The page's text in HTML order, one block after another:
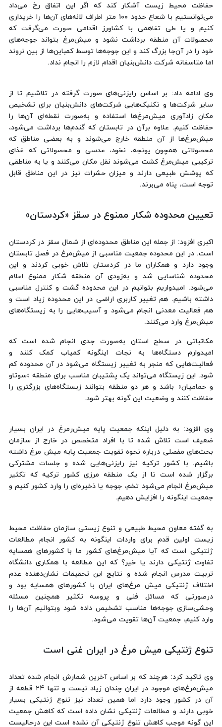
حفاظت محیط زیست آشکار کند که اگر این اتفاق رخ می‌داد
می‌توانستیم با شعاع حدود ۱۰۰ متر اطراف لانه‌های آن‌ها را خریداری
کنیم و یا طی تفاهمی با کشاورز اقدامی صورت می‌گرفت که
محصولات آن منطقه برداشت نشود و میش‌مرغ بتواند جوجه‌های
خود را در آن‌جا بزرگ کند و این جوجه‌ها توسط کمباین‌ها از بین نروند
اما متاسفانه شرکت دانش‌بنیان اقدام لازم را انجام نداد.
وی ادامه داد: بر اساس رایزنی‌های صورت گرفته در تلاشیم تا از
سایر شرکت‌ها و تکنیک‌هایی شرکت‌های دانش‌بنیان برای تشخیص
مکان زادآوری میش‌مرغ‌ها استفاده و به‌صورت نقطه‌ای آن‌ها را
حفاظت کنیم. علاوه برآن در تابستان که گندم‌ها برداشت می‌شود،
میش‌مرغ‌ها از آن منطقه خارج می‌شوند و به بعضی مناطق که
محصولاتی همچون یونجه، نخود، عدسی و محصولاتی که غذای
ترکیبی میش‌مرغ کشت می‌شوند نقل مکان می‌کنند و یا به مناطقی
که پوشش طبیعی دارند و میزان حشرات نیز در این مناطق قابل
توجه است، پناه می‌برند.
تعیین محدوده شکار ممنوع در سقز «کردستان»
اکبری افزود: از جمله این مناطق محدوده‌ای از شمال سقز در کردستان
است. در این محدوده جمعیت مناسبی از میش‌مرغ در فصل تابستان
وجود دارد و همکاران ما در کردستان تلاش خوبی کردند و این
محدوده شناسایی شد و به‌زودی آن منطقه شکار ممنوع اعلام
می‌شود. امیدواریم بتوانیم در این محدوده گشت و کنترل مناسبی
داشته باشیم. هم تغییر کاربری اراضی در این محدوده زیاد است و
هم فعالیت معدنی انجام می‌شود و آسیب‌هایی را به زیستگاه‌های
میش‌مرغ وارد می‌کنند.
مکاتباتی در سطح استان به‌صورت جدی انجام شده است که
امیدوارم دستگاه‌ها به نجات اینگونه کمیاب کمک کنند و
فعالیت‌هایی که منجر به تغییر زیستگاه می‌شود در آن محدوده کم‌
شود. این زیستگاه می‌تواند یک پشتیبان مناسب برای منطقه «سوتاو
و حمامیان» باشد و هر دو منطقه بتوانند زیستگاه‌های بزرگتری را
حفاظت کنند و وضعیت این گونه بهتر شود.
وی افزود: به دلیل اینکه جمعیت پایه میش‌رمرغ در ایران بسیار
ضعیف است تلاش شده تا با افراد متخصص در خارج از سازمان
بحث‌های مفصلی درباره نحوه تقویت جمعیت پایه میش مرغ داشته
باشیم. با کشور ترکیه نیز رایزنی‌هایی شده و جلسات مشترکی
برگزار شده است تا از یک منطقه مرزی کشور ترکیه که تکثیر
میش‌مرغ انجام می‌شود تخم، جوجه یا ذخیره‌ای را وارد کشور کنیم و
جمعیت اینگونه را افزایش دهیم.
به گفته معاون محیط طبیعی و تنوع زیستی سازمان حفاظت محیط
زیست اولین قدم برای واردات اینگونه به کشور انجام مطالعات
ژنتیکی است که آیا میش‌مرغ‌های کشور ما با کشورهای همسایه
تفاوت ژنتیکی دارند یا خیر؟ که این مطالعه با همکاری دانشگاه
تربیت مدرس انجام شده و نتایج این تحقیقات نشان‌دهنده عدم
اختلاف ژنتیکی میش مرغ‌های ایران با کشورهای همسایه بود و
درصورتی که مسائل فنی و پروسه تکثیر همچنین مسئله
وحشی‌سازی جوجه‌ها مناسب تشخیص داده شود وبتوانیم آن‌ها را
وارد کنیم، جمعیت آن‌ها تقویت می‌شود.
تنوع ژنتیکی میش مرغ در ایران غنی است
وی تاکید کرد: هرچند که بر اساس آخرین شمارش انجام شده تعداد
میش‌مرغ‌های موجود در ایران چندان زیاد نیست و تنها ۲۴ قطعه از
آن در کشور وجود دارد اما همین تعداد نیز تنوع ژنتیکی بسیار
خوبی دارند و مطالعات ژنتیکی نشان داده است که کاهش جمعیت
این گونه موجب کاهش تنوع ژنتیکی آن نشده است این درحالیست